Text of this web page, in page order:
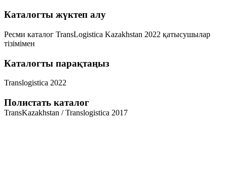
Каталогты жүктеп алу
Ресми каталог TransLogistica Kazakhstan 2022 қатысушылар
тізімімен
Каталогты парақтаңыз
Translogistica 2022
Полистать каталог
TransKazakhstan / Translogistica 2017